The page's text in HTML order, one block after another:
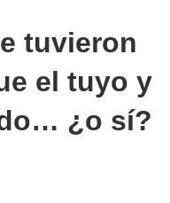
tuvieron
el tuyo y
¿o sí?